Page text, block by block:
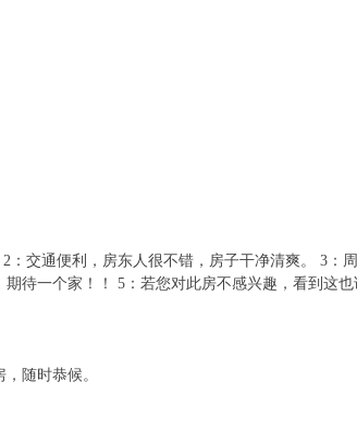
：交通便利，房东人很不错，房子干净清爽。 3
待一个家！！ 5：若您对此房不感兴趣，看到这
随时恭候。